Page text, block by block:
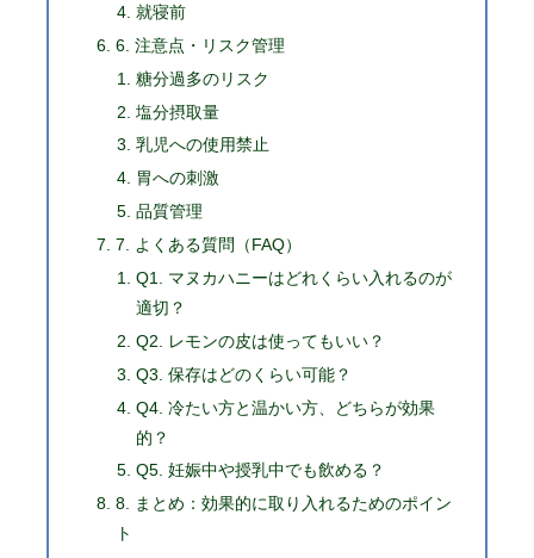
就寝前
6. 注意点・リスク管理
糖分過多のリスク
塩分摂取量
乳児への使用禁止
胃への刺激
品質管理
7. よくある質問（FAQ）
Q1. マヌカハニーはどれくらい入れるのが
適切？
Q2. レモンの皮は使ってもいい？
Q3. 保存はどのくらい可能？
Q4. 冷たい方と温かい方、どちらが効果
的？
Q5. 妊娠中や授乳中でも飲める？
8. まとめ：効果的に取り入れるためのポイン
ト